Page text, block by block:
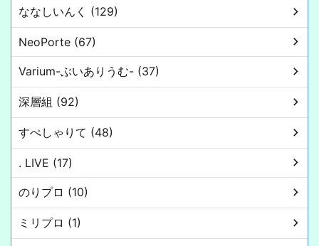
ななしいんく (129)
NeoPorte (67)
Varium-ぶいありうむ- (37)
深層組 (92)
すぺしゃりて (48)
. LIVE (17)
のりプロ (10)
ミリプロ (1)